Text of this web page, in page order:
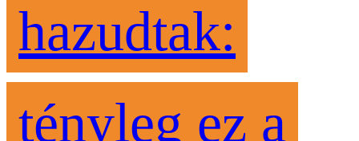
hazudtak:
tényleg ez a